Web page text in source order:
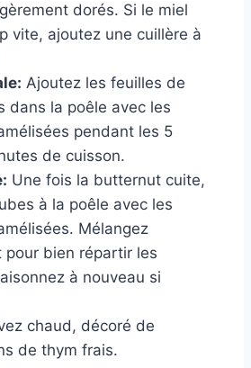
dorés. Si le miel
vite, ajoutez une cuillère à
Ajoutez les feuilles de
dans la poêle avec les
pendant les 5
de cuisson.
Une fois la butternut cuite,
à la poêle avec les
Mélangez
pour bien répartir les
à nouveau si
chaud, décoré de
de thym frais.